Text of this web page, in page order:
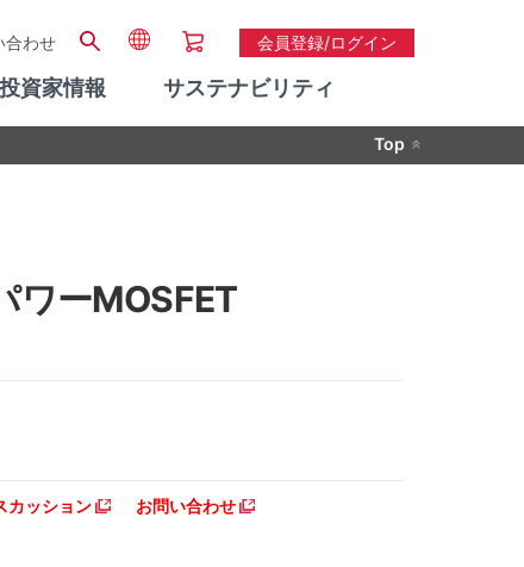
合わせ 会員登録/ログイン
資家情報 サステナビリティ
Top
ーMOSFET
カッション お問い合わせ